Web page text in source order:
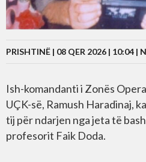
PRISHTINË | 08 QER 2026 | 10:04 |
Ish-komandanti i Zonës
UÇK-së, Ramush Haradinaj,
tij për ndarjen nga jeta të
profesorit Faik Doda.